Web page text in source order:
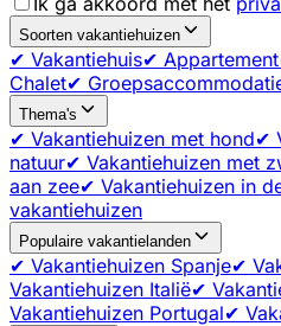
Soorten vakantiehuizen
✔ Vakantiehuis✔ Appartement
Chalet✔
Thema's
✔ Vakantiehuizen met hond✔
natuur✔ Vakantiehuizen met
aan zee✔ Vakantiehuizen in
vakantiehuizen
Populaire vakantielanden
✔ Vakantiehuizen Spanje✔
Vakantiehuizen Italië✔
Vakantiehuizen Portugal✔